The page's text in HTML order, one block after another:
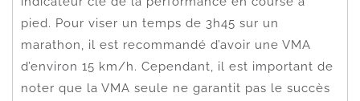
pied. Pour viser un temps de 3h45 sur un
marathon, il est recommandé d’avoir une VMA
d’environ 15 km/h. Cependant, il est important de
noter que la VMA seule ne garantit pas le succès